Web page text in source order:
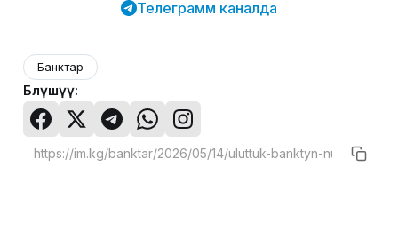
Телеграмм каналда
Банктар
Бөлүшүү: